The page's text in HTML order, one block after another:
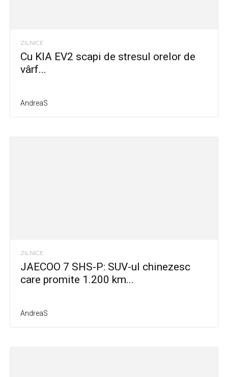
ZILNICE
Cu KIA EV2 scapi de stresul orelor de
vârf...
AndreaS
ZILNICE
JAECOO 7 SHS-P: SUV-ul chinezesc
care promite 1.200 km...
AndreaS